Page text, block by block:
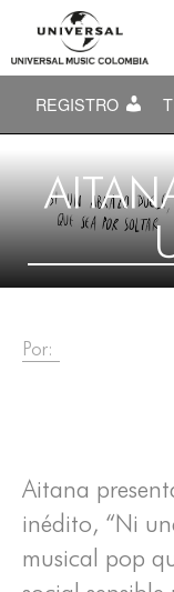
REGISTRO
Por:
Aitana
inédito, “Ni
musical pop